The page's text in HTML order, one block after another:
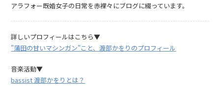
アラフォー既婚女子の日常を赤裸々にブログに綴っています。
詳しいプロフィールはこちら▼
”蒲田の甘いマシンガン”こと、渡部かをりのプロフィール
音楽活動▼
bassist 渡部かをりとは？